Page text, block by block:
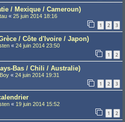
/ Mexique / Cameroun)
« 25 juin 2014 18:16
1 2 3
/ Côte d'Ivoire / Japon)
« 24 juin 2014 23:50
1 2
Bas / Chili / Australie)
« 24 juin 2014 19:31
1 2 3
« 19 juin 2014 15:52
1 2